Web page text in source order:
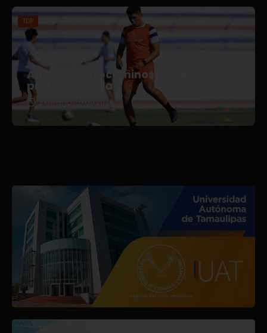
TDP
Afianza Correcaminos TDP su
pretemporada
3 de agosto de 2026